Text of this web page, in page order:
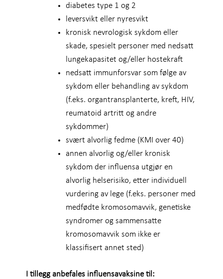
diabetes type 1 og 2
leversvikt eller nyresvikt
kronisk nevrologisk sykdom eller
skade, spesielt personer med nedsatt
lungekapasitet og/eller hostekraft
nedsatt immunforsvar som følge av
sykdom eller behandling av sykdom
(f.eks. organtransplanterte, kreft, HIV,
reumatoid artritt og andre
sykdommer)
svært alvorlig fedme (KMI over 40)
annen alvorlig og/eller kronisk
sykdom der influensa utgjør en
alvorlig helserisiko, etter individuell
vurdering av lege (f.eks. personer med
medfødte kromosomavvik, genetiske
syndromer og sammensatte
kromosomavvik som ikke er
klassifisert annet sted)
I tillegg anbefales influensavaksine til: